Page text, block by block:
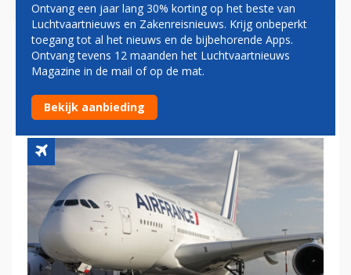
GESTRANDE AIRBUS A380 NA
67 DAGEN TERUG BIJ AIR
FRANCE
Ontvang een jaar lang 30% korting op het beste van
Luchtvaartnieuws en Zakenreisnieuws. Krijg onbeperkt
toegang tot al het nieuws en de bijbehorende Apps.
Ontvang tevens 12 maanden het Luchtvaartnieuws
Magazine in de mail of op de mat.
Bekijk aanbieding